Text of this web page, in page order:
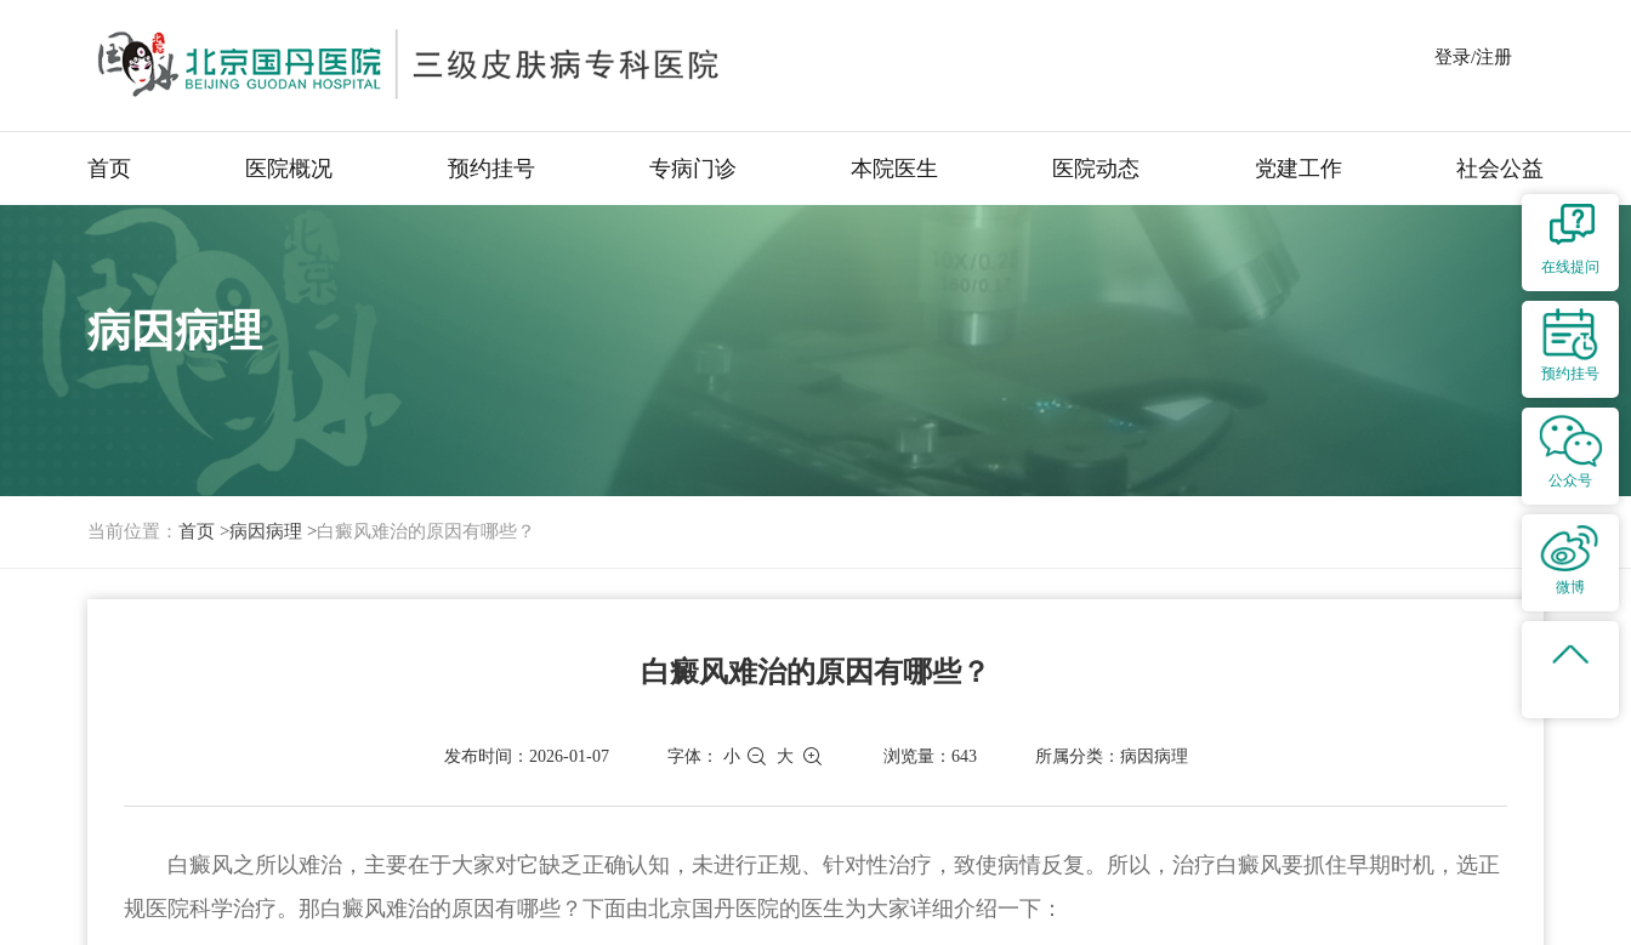
登录/注册
首页 医院概况 预约挂号 专病门诊 本院医生 医院动态 党建工作 社会公益
病因病理
当前位置： 首页 >病因病理 >白癜风难治的原因有哪些？
白癜风难治的原因有哪些？
发布时间：2026-01-07 字体： 小 大 浏览量：643 所属分类：病因病理
白癜风之所以难治，主要在于大家对它缺乏正确认知，未进行正规、针对性治疗，致使病情反复。所以，治疗白癜风要抓住早期时机，选正
规医院科学治疗。那白癜风难治的原因有哪些？下面由北京国丹医院的医生为大家详细介绍一下：
在线提问
预约挂号
公众号
微博